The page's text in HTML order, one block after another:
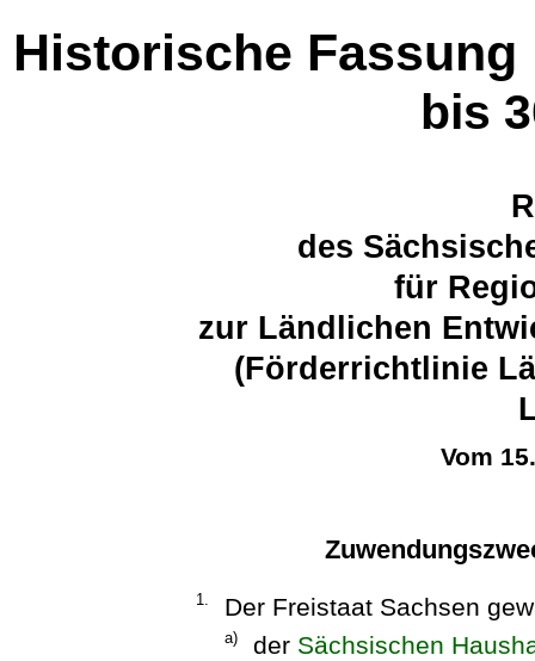
Historische Fassung
bis
des
für
zur Ländlichen
(Förderrichtlinie
Vom
1. Der Freistaat Sachsen
a) der Sächsischen